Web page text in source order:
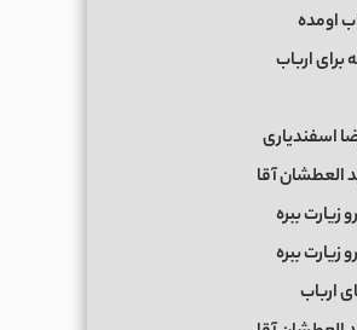
اومده
ارباب
اسفندیاری
العطشان آقا
ببره
ببره
ارباب